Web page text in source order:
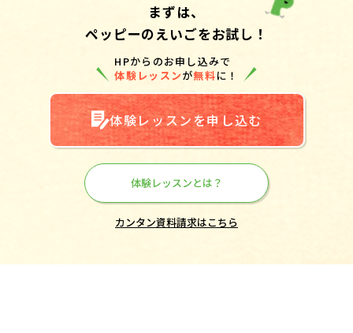
まずは、
ペッピーのえいごをお試し！
HPからのお申し込みで
体験レッスンが無料に！
体験レッスンを申し込む
体験レッスンとは？
カンタン資料請求はこちら